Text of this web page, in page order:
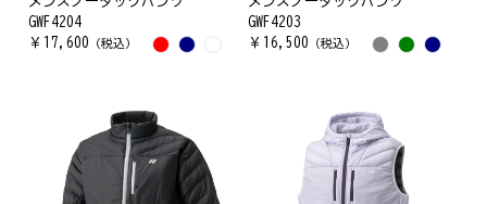
GWF4204
￥ 17,600 （税込）
GWF4203
￥ 16,500 （税込）